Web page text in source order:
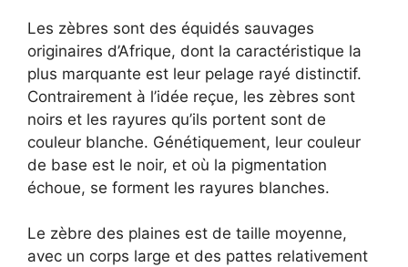
Les zèbres sont des équidés sauvages
originaires d’Afrique, dont la caractéristique la
plus marquante est leur pelage rayé distinctif.
Contrairement à l’idée reçue, les zèbres sont
noirs et les rayures qu’ils portent sont de
couleur blanche. Génétique­ment, leur couleur
de base est le noir, et où la pigmentation
échoue, se forment les rayures blanches.
Le zèbre des plaines est de taille moyenne,
avec un corps large et des pattes relativement